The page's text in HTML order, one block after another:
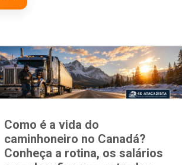
Como é a vida do
caminhoneiro no Canadá?
Conheça a rotina, os salários